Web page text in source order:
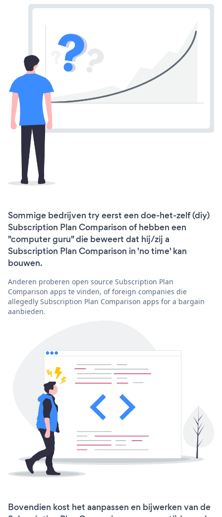
Sommige bedrijven try eerst een doe-het-zelf (diy)
Subscription Plan Comparison of hebben een
"computer guru" die beweert dat hij/zij a
Subscription Plan Comparison in 'no time' kan
bouwen.
Anderen proberen open source Subscription Plan
Comparison apps te vinden, of foreign companies die
allegedly Subscription Plan Comparison apps for a bargain
aanbieden.
Bovendien kost het aanpassen en bijwerken van de